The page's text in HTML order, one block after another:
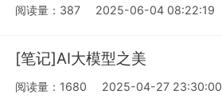
阅读量：387 2025-06-04 08:22:19
[笔记]AI大模型之美
阅读量：1680 2025-04-27 23:30:00